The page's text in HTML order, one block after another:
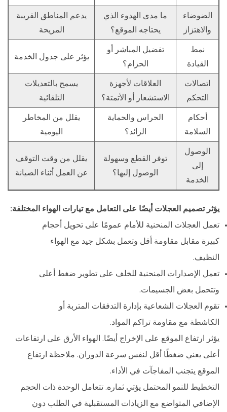
الضوضاء
والاهتزاز
ما مدى الهدوء الذي
يحتاجه الموقع؟
يدعم المناطق القريبة
المريحة
نمط
القيادة
تفضيل المباشر أو
الحزام؟
يؤثر على جدول الخدمة
اتصالات
التحكم
العلاقات لأجهزة
الاستشعار أو الأتمتة؟
يسمح بالتعديلات
التلقائية
أحكام
السلامة
الحراس والحماية
الزائد؟
يقلل من المخاطر
اليومية
الوصول
إلى
الخدمة
توفر القطع وسهولة
الوصول إليها؟
يقلل من وقت التوقف
عن العمل أثناء الصيانة
يؤثر تصميم العجلات أيضًا على التعامل مع تيارات الهواء المختلفة:
تعمل العجلات المنحنية للأمام عمومًا على تحويل أحجام
كبيرة مقابل مقاومة أقل وتعمل بشكل جيد مع الهواء
النظيف.
تعمل الإصدارات المنحنية للخلف على تطوير ضغط أعلى
وتتحمل بعض الجسيمات.
تقوم العجلات الشعاعية بإدارة التدفقات المتربة أو
الكاشطة مع مقاومة تراكم المواد.
يؤثر ارتفاع الموقع على الإخراج أيضًا. الهواء الأرق على ارتفاعات
أعلى يعني ضغطًا أقل لنفس سرعة الدوران. ملاحظة ارتفاع
الموقع يتجنب المفاجآت في الأداء.
التخطيط للنمو المحتمل يؤتي ثماره. تتعامل الوحدة ذات الحجم
الإضافي المتواضع مع الزيادات المستقبلية في الطلب دون